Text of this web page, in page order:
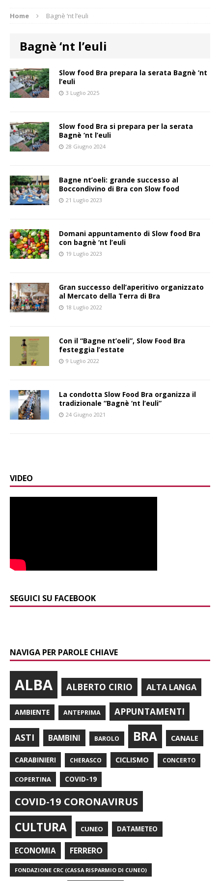
Home Bagnè ‘nt l’euli
Bagnè ‘nt l’euli
Slow food Bra prepara la serata Bagnè ‘nt
l’euli
3 Luglio 2025
Slow food Bra si prepara per la serata
Bagnè ‘nt l’euli
28 Giugno 2024
Bagne nt’oeli: grande successo al
Boccondivino di Bra con Slow food
21 Luglio 2023
Domani appuntamento di Slow food Bra
con bagnè ‘nt l’euli
19 Luglio 2023
Gran successo dell’aperitivo organizzato
al Mercato della Terra di Bra
18 Luglio 2022
Con il “Bagne nt’oeli”, Slow Food Bra
festeggia l’estate
9 Luglio 2022
La condotta Slow Food Bra organizza il
tradizionale “Bagnè ‘nt l’euli”
24 Giugno 2021
VIDEO
SEGUICI SU FACEBOOK
NAVIGA PER PAROLE CHIAVE
ALBA ALBERTO CIRIO ALTA LANGA
AMBIENTE ANTEPRIMA APPUNTAMENTI
ASTI BAMBINI BAROLO BRA CANALE
CARABINIERI CHERASCO CICLISMO CONCERTO
COPERTINA COVID-19
COVID-19 CORONAVIRUS
CULTURA CUNEO DATAMETEO
ECONOMIA FERRERO
FONDAZIONE CRC (CASSA RISPARMIO DI CUNEO)